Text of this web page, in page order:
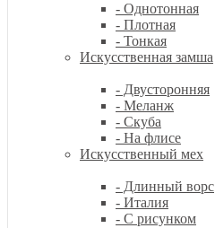
- Однотонная
- Плотная
- Тонкая
Искусственная замша
- Двусторонняя
- Меланж
- Скуба
- На флисе
Искусственный мех
- Длинный ворс
- Италия
- С рисунком